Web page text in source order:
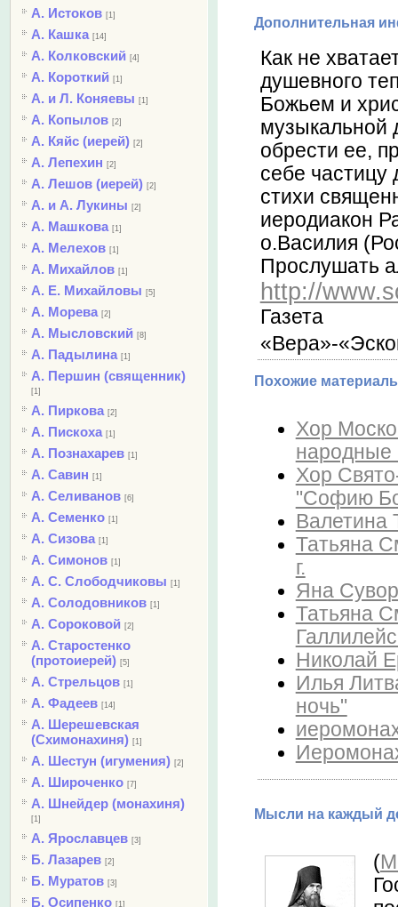
А. Истоков [1]
А. Кашка [14]
А. Колковский [4]
А. Короткий [1]
А. и Л. Коняевы [1]
А. Копылов [2]
А. Кяйс (иерей) [2]
А. Лепехин [2]
А. Лешов (иерей) [2]
А. и А. Лукины [2]
А. Машкова [1]
А. Мелехов [1]
А. Михайлов [1]
А. Е. Михайловы [5]
А. Морева [2]
А. Мысловский [8]
А. Падылина [1]
А. Першин (священник)
[1]
А. Пиркова [2]
А. Пискоха [1]
А. Познахарев [1]
А. Савин [1]
А. Селиванов [6]
А. Семенко [1]
А. Сизова [1]
А. Симонов [1]
А. С. Слободчиковы [1]
А. Солодовников [1]
А. Сороковой [2]
А. Старостенко
(протоиерей) [5]
А. Стрельцов [1]
А. Фадеев [14]
А. Шерешевская
(Схимонахиня) [1]
А. Шестун (игумения) [2]
А. Широченко [7]
А. Шнейдер (монахиня)
[1]
А. Ярославцев [3]
Б. Лазарев [2]
Б. Муратов [3]
Б. Осипенко [1]
Дополнительная
Как не
душевного
Божьем и
музыкальной
обрести ее,
себе
стихи
иеродиакон
о.Василия
П рослушать
http://
Газета
«Вера»-
Похожие
Хор
народные
Хор
"Софию
Валетина
Татьяна
г.
Яна
Татьяна
Николай
Илья
ночь"
Мысли на каждый
(